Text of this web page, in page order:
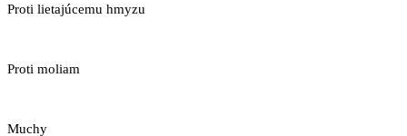
Proti lietajúcemu hmyzu
Proti moliam
Muchy